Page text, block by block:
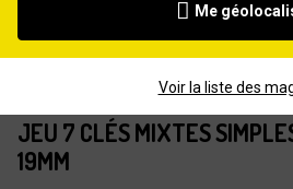
JEU 7 CLÉS MIXTES
19MM
Me
Voir la liste des